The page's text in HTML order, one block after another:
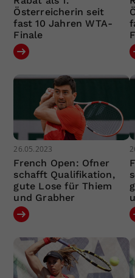
Österreicherin seit
fast 10 Jahren WTA-
Finale
26.05.2023
French Open: Ofner
schafft Qualifikation,
gute Lose für Thiem
und Grabher